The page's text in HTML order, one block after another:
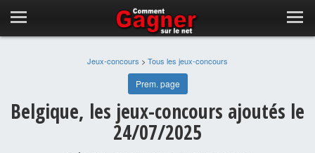
Jeux-concours > Tous les jeux-concours
Prem. page
Belgique, les jeux-concours ajoutés le
24/07/2025